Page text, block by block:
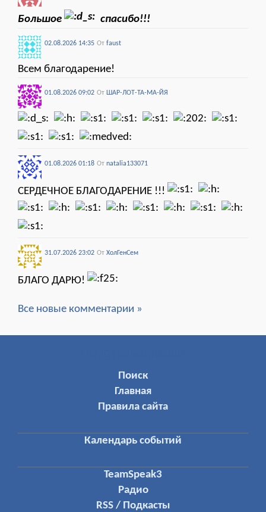
Большое спасибо!!!
02.08.2026 14:35 От faust
Всем благодарение!
01.08.2026 09:02 От ШАР-ЛОТ-ТА-МА-ЙЯ
01.08.2026 01:18 От natalia133071
СЕРДЕЧНОЕ БЛАГОДАРЕНИЕ !!!
31.07.2026 23:02 От ХолГенСем
БЛАГО ДАРЮ!
Все новые комментарии »
Поиск
Главная
Правила сайта
Календарь событий
TeamSpeak3
Радио
RSS / Подкасты